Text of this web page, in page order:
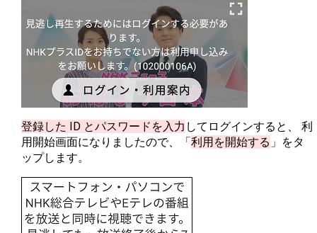
登録した ID とパスワードを入力 してログインすると、 利
用開始画面になりましたので、「 利用を開始する 」をタ
ップします。